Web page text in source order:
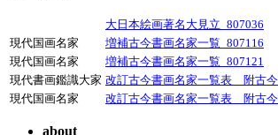
大日本絵画著名大見立_807036
現代国画名家
増補古今書画名家一覧_807116
現代国画名家
増補古今書画名家一覧_807121
現代書画鑑識大家 改訂古今書画名家一覧表 附古今
現代国画名家
改訂古今書画名家一覧表 附古今
about